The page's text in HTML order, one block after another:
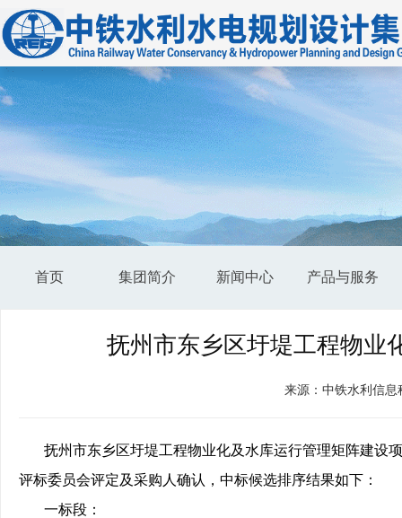
首页 集团简介 新闻中心 产品与服务
抚州市东乡区圩堤工程物业
来源：中铁水利信
抚州市东乡区圩堤工程物业化及水库运行管理矩阵建设
评标委员会评定及采购人确认，中标候选排序结果如下：
一标段：